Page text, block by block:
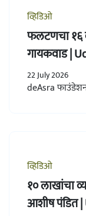
व्हिडिओ
फलटणचा १६
गायकवाड |
22 July 2026
deAsra
व्हिडिओ
१० लाखांचा
आशीष पंडित